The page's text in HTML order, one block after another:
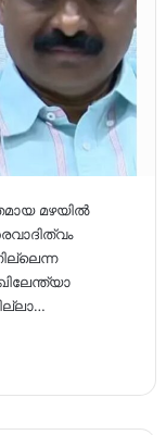
മഴയിൽ